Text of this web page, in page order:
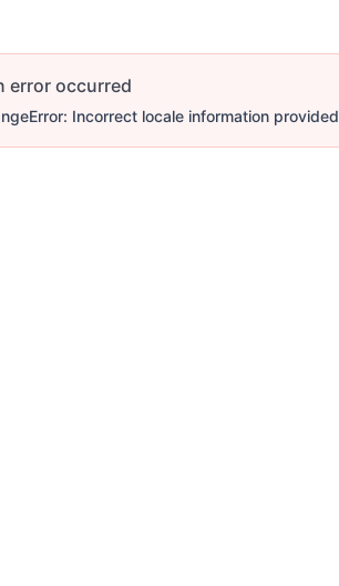
error occurred
Incorrect locale information provided